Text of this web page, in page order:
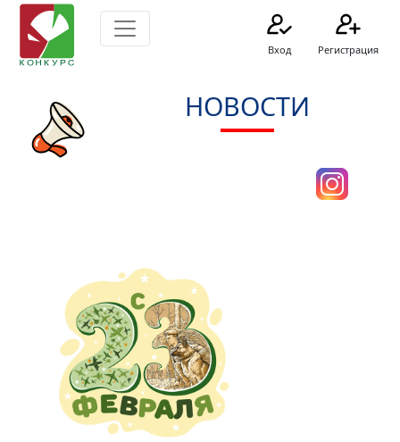
Вход Регистрация
НОВОСТИ